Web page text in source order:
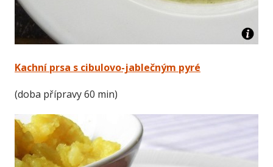
Kachní prsa s cibulovo-jablečným pyré
(doba přípravy 60 min)